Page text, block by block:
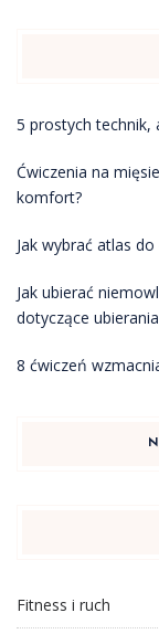
5 prostych technik,
Ćwiczenia na
komfort?
Jak wybrać atlas
Jak ubierać
dotyczące
8 ćwiczeń
Fitness i ruch